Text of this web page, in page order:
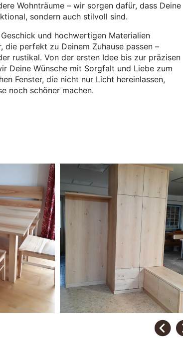
Wohnträume – wir sorgen dafür, dass Deine
sondern auch stilvoll sind.
und hochwertigen Materialien
die perfekt zu Deinem Zuhause passen –
rustikal. Von der ersten Idee bis zur präzisen
Deine Wünsche mit Sorgfalt und Liebe zum
Fenster, die nicht nur Licht hereinlassen,
noch schöner machen.